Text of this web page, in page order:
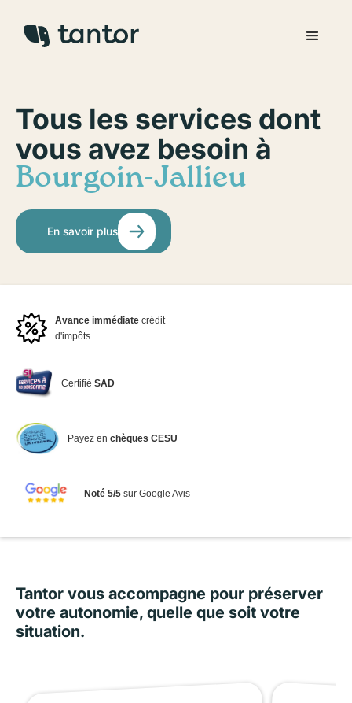
Tous les services dont
vous avez besoin à
Bourgoin-Jallieu
En savoir plus
Avance immédiate crédit
d'impôts
CertifiéSAD
Payez en chèques CESU
Noté 5/5sur Google Avis
Tantor vous accompagne pour préserver
votre autonomie, quelle que soit votre
situation.